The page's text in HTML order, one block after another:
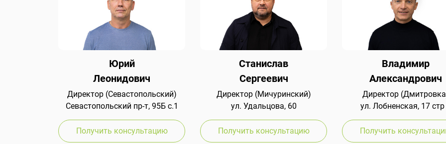
Юрий
Леонидович
Директор (Севастопольский)
Севастопольский пр-т, 95Б с.1
Получить консультацию
Станислав
Сергеевич
Директор (Мичуринский)
ул. Удальцова, 60
Получить консультацию
Владимир
Александрович
Директор
ул. Лобненская, 17 стр
Получить